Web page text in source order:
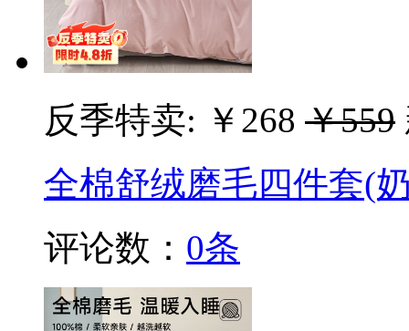
反季特卖: ￥268 ￥559
全棉舒绒磨毛四件套(
评论数： 0条